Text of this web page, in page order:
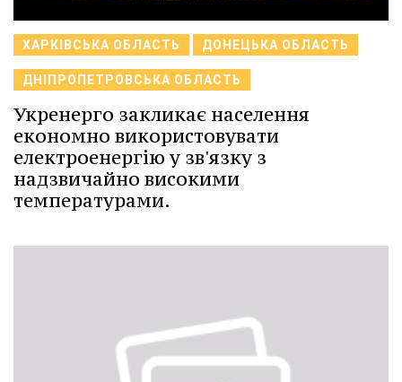
ХАРКІВСЬКА ОБЛАСТЬ ДОНЕЦЬКА ОБЛАСТЬ
ДНІПРОПЕТРОВСЬКА ОБЛАСТЬ
Укренерго закликає населення
економно використовувати
електроенергію у зв'язку з
надзвичайно високими
температурами.